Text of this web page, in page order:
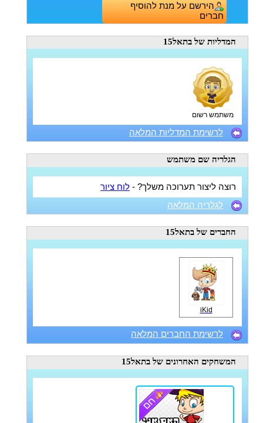
הירשם על מנת להוסיף
חברים
המדליות של בתאל15
משתמש רשום
לרשימת המדליות המלאה
הגלריה שם משתמש
רוצה ליצור תערוכה משלך? - לוח ציור
לגלריה המלאה
החברים של בתאל15
iKid
לרשימת החברים המלאה
המשחקים האחרונים של בתאל15